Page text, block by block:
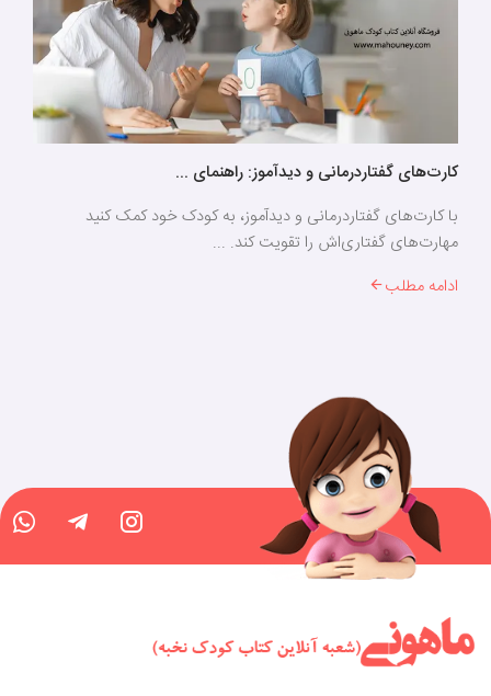
کارت‌های گفتاردرمانی و دیدآموز: راهنمای ...
با کارت‌های گفتاردرمانی و دیدآموز، به کودک خود کمک کنید
مهارت‌های گفتاری‌اش را تقویت کند. ...
ادامه مطلب